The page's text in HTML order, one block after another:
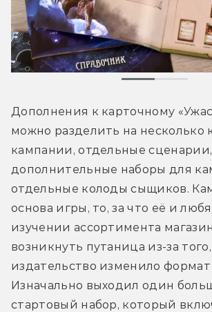
Дополнения к карточному
можно разделить на несколько
кампании, отдельные сценарии,
дополнительные наборы для
отдельные колоды сыщиков.
основа игры, то, за что её и
изучении ассортимента
возникнуть путаница из-за
издательство изменило формат
Изначально выходил один
стартовый набор, который